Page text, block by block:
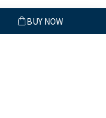
BUY NOW